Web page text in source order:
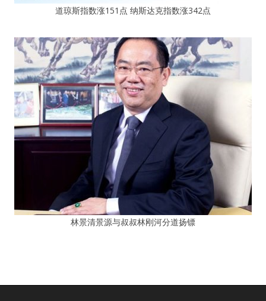
道琼斯指数涨151点 纳斯达克指数涨342点
林景清景源与叔叔林刚河分道扬镖